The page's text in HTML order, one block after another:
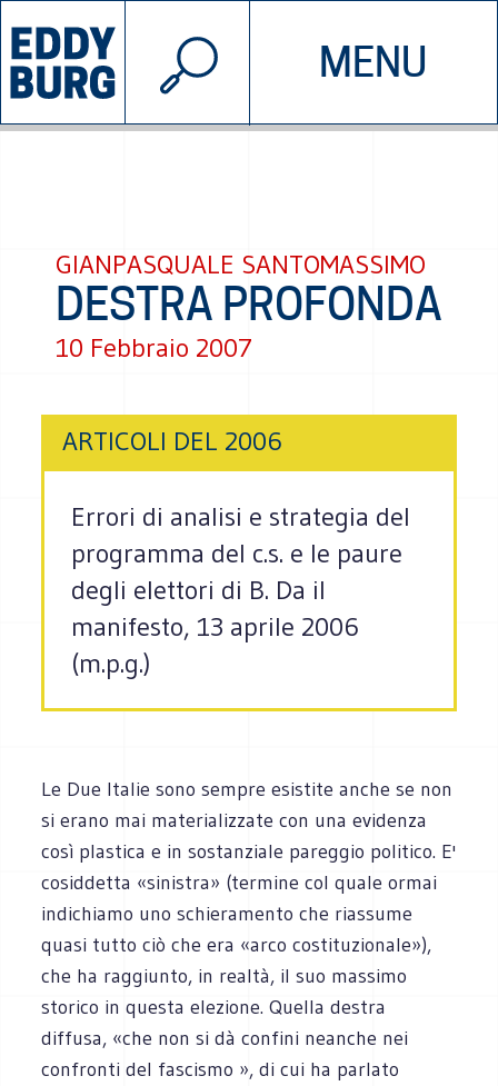
MENU
INIZIATIVE CHI SIAMO
© 2026 EDDYBURG
GIANPASQUALE SANTOMASSIMO
DESTRA PROFONDA
10 Febbraio 2007
ARTICOLI DEL 2006
Errori di analisi e strategia del
programma del c.s. e le paure
degli elettori di B. Da il
manifesto, 13 aprile 2006
(m.p.g.)
Le Due Italie sono sempre esistite anche se non
si erano mai materializzate con una evidenza
così plastica e in sostanziale pareggio politico. E'
cosiddetta «sinistra» (termine col quale ormai
indichiamo uno schieramento che riassume
quasi tutto ciò che era «arco costituzionale»),
che ha raggiunto, in realtà, il suo massimo
storico in questa elezione. Quella destra
diffusa, «che non si dà confini neanche nei
confronti del fascismo », di cui ha parlato